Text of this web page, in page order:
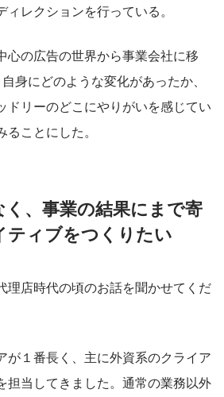
レクションを行っている。
心の広告の世界から事業会社に移
身にどのような変化があったか、
ドリーのどこにやりがいを感じてい
ことにした。
、事業の結果にまで寄
ティブをつくりたい
理店時代の頃のお話を聞かせてくだ
が１番長く、主に外資系のクライア
担当してきました。通常の業務以外